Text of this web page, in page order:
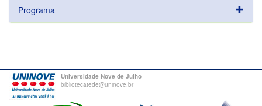
Programa
Universidade Nove de Julho
bibliotecatede@uninove.br